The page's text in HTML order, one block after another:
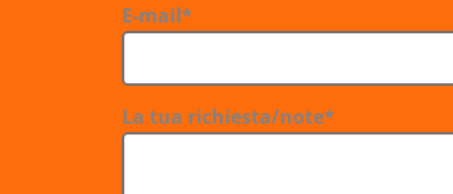
E-mail*
La tua richiesta/note*